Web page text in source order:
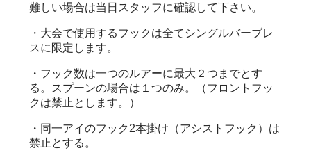
難しい場合は当日スタッフに確認して下さい。
・大会で使用するフックは全てシングルバーブレ
スに限定します。
・フック数は一つのルアーに最大２つまでとす
る。スプーンの場合は１つのみ。（フロントフッ
クは禁止とします。）
・同一アイのフック2本掛け（アシストフック）は
禁止とする。